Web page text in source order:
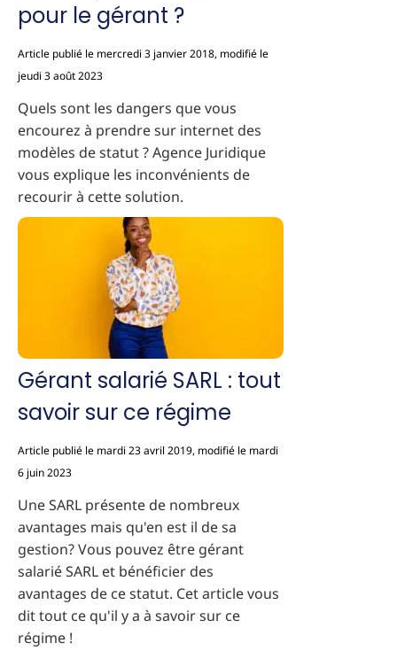
pour le gérant ?
Article publié le mercredi 3 janvier 2018, modifié le
jeudi 3 août 2023
Quels sont les dangers que vous
encourez à prendre sur internet des
modèles de statut ? Agence Juridique
vous explique les inconvénients de
recourir à cette solution.
Gérant salarié SARL : tout
savoir sur ce régime
Article publié le mardi 23 avril 2019, modifié le mardi
6 juin 2023
Une SARL présente de nombreux
avantages mais qu'en est il de sa
gestion? Vous pouvez être gérant
salarié SARL et bénéficier des
avantages de ce statut. Cet article vous
dit tout ce qu'il y a à savoir sur ce
régime !